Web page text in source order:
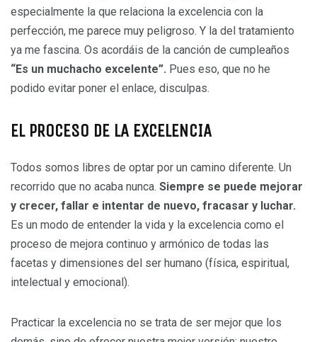
especialmente la que relaciona la excelencia con la
perfección, me parece muy peligroso. Y la del tratamiento
ya me fascina. Os acordáis de la canción de cumpleaños
“Es un muchacho excelente”. Pues eso, que no he
podido evitar poner el enlace, disculpas.
EL PROCESO DE LA EXCELENCIA
Todos somos libres de optar por un camino diferente. Un
recorrido que no acaba nunca. Siempre se puede mejorar
y crecer, fallar e intentar de nuevo, fracasar y luchar.
Es un modo de entender la vida y la excelencia como el
proceso de mejora continuo y armónico de todas las
facetas y dimensiones del ser humano (física, espiritual,
intelectual y emocional).
Practicar la excelencia no se trata de ser mejor que los